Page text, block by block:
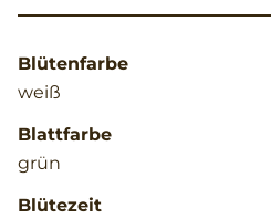
Blütenfarbe
weiß
Blattfarbe
grün
Blütezeit